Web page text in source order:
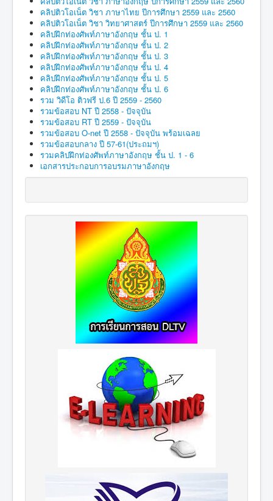
คลิปติวโอเน็ต วิชา ภาษาไทย ปีการศึกษา 2559 และ 2560
คลิปติวโอเน็ต วิชา วิทยาศาสตร์ ปีการศึกษา 2559 และ 2560
คลิปฝึกท่องศัพท์ภาษาอังกฤษ ชั้น ป. 1
คลิปฝึกท่องศัพท์ภาษาอังกฤษ ชั้น ป. 2
คลิปฝึกท่องศัพท์ภาษาอังกฤษ ชั้น ป. 3
คลิปฝึกท่องศัพท์ภาษาอังกฤษ ชั้น ป. 4
คลิปฝึกท่องศัพท์ภาษาอังกฤษ ชั้น ป. 5
คลิปฝึกท่องศัพท์ภาษาอังกฤษ ชั้น ป. 6
รวม วิดีโอ ติวฟรี ป.6 ปี 2559 - 2560
รวมข้อสอบ NT ปี 2558 - ปัจจุบัน
รวมข้อสอบ RT ปี 2559 - ปัจจุบัน
รวมข้อสอบ O-net ปี 2558 - ปัจจุบัน พร้อมเฉลย
รวมข้อสอบกลาง ปี 57-61(ประถมฯ)
รวมคลิปฝึกท่องศัพท์ภาษาอังกฤษ ชั้น ป. 1 - 6
เอกสารประกอบการอบรมภาษาอังกฤษ